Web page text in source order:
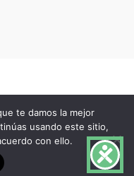
por BSG Spain
te damos la mejor
usando este sitio,
con ello.